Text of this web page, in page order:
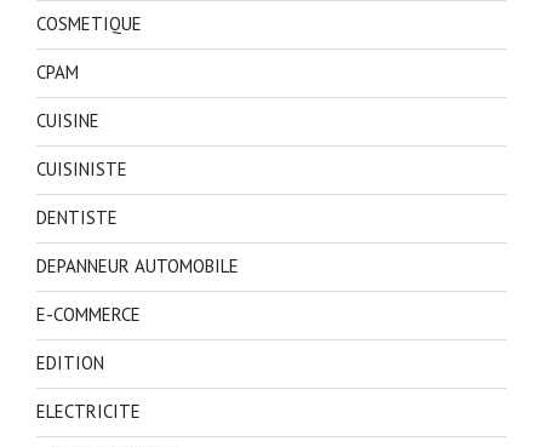
COSMETIQUE
CPAM
CUISINE
CUISINISTE
DENTISTE
DEPANNEUR AUTOMOBILE
E-COMMERCE
EDITION
ELECTRICITE